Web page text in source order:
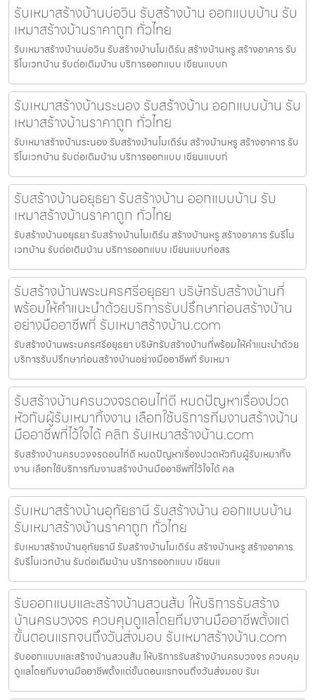
รับเหมาสร้างบ้านบ่อวิน รับสร้างบ้าน ออกแบบบ้าน รับ
เหมาสร้างบ้านราคาถูก ทั่วไทย
รับเหมาสร้างบ้านบ่อวิน รับสร้างบ้านโมเดิร์น สร้างบ้านหรู สร้างอาคาร รับ
รีโนเวทบ้าน รับต่อเติมบ้าน บริการออกแบบ เขียนแบบก
รับเหมาสร้างบ้านระนอง รับสร้างบ้าน ออกแบบบ้าน รับ
เหมาสร้างบ้านราคาถูก ทั่วไทย
รับเหมาสร้างบ้านระนอง รับสร้างบ้านโมเดิร์น สร้างบ้านหรู สร้างอาคาร รับ
รีโนเวทบ้าน รับต่อเติมบ้าน บริการออกแบบ เขียนแบบก่
รับสร้างบ้านอยุธยา รับสร้างบ้าน ออกแบบบ้าน รับ
เหมาสร้างบ้านราคาถูก ทั่วไทย
รับสร้างบ้านอยุธยา รับสร้างบ้านโมเดิร์น สร้างบ้านหรู สร้างอาคาร รับรีโน
เวทบ้าน รับต่อเติมบ้าน บริการออกแบบ เขียนแบบก่อสร
รับสร้างบ้านพระนครศรีอยุธยา บริษัทรับสร้างบ้านที่
พร้อมให้คำแนะนำด้วยบริการรับปรึกษาก่อนสร้างบ้าน
อย่างมืออาชีพที่ รับเหมาสร้างบ้าน.com
รับสร้างบ้านพระนครศรีอยุธยา บริษัทรับสร้างบ้านที่พร้อมให้คำแนะนำด้วย
บริการรับปรึกษาก่อนสร้างบ้านอย่างมืออาชีพที่ รับเหมา
รับสร้างบ้านครบวงจรดอนไก่ดี หมดปัญหาเรื่องปวด
หัวกับผู้รับเหมาทิ้งงาน เลือกใช้บริการทีมงานสร้างบ้าน
มืออาชีพที่ไว้ใจได้ คลิก รับเหมาสร้างบ้าน.com
รับสร้างบ้านครบวงจรดอนไก่ดี หมดปัญหาเรื่องปวดหัวกับผู้รับเหมาทิ้ง
งาน เลือกใช้บริการทีมงานสร้างบ้านมืออาชีพที่ไว้ใจได้ คล
รับเหมาสร้างบ้านอุทัยธานี รับสร้างบ้าน ออกแบบบ้าน
รับเหมาสร้างบ้านราคาถูก ทั่วไทย
รับเหมาสร้างบ้านอุทัยธานี รับสร้างบ้านโมเดิร์น สร้างบ้านหรู สร้างอาคาร
รับรีโนเวทบ้าน รับต่อเติมบ้าน บริการออกแบบ เขียนแ
รับออกแบบและสร้างบ้านสวนส้ม ให้บริการรับสร้าง
บ้านครบวงจร ควบคุมดูแลโดยทีมงานมืออาชีพตั้งแต่
ขั้นตอนแรกจนถึงวันส่งมอบ รับเหมาสร้างบ้าน.com
รับออกแบบและสร้างบ้านสวนส้ม ให้บริการรับสร้างบ้านครบวงจร ควบคุม
ดูแลโดยทีมงานมืออาชีพตั้งแต่ขั้นตอนแรกจนถึงวันส่งมอบ รับเ